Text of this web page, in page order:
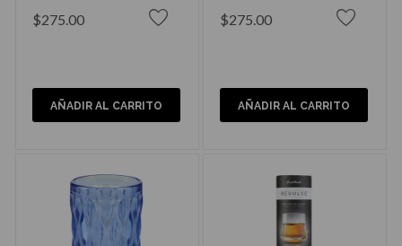
$275.00
AÑADIR AL CARRITO
$275.00
AÑADIR AL CARRITO